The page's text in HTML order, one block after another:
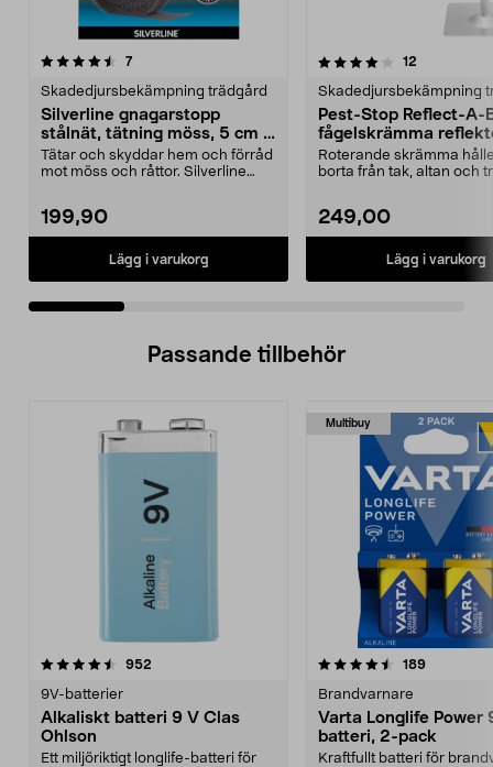
7recensioner
Skadedjursbekämpning trädgård
Silverline gnagarstopp
stålnät, tätning möss, 5 cm x
10 m
Tätar och skyddar hem och förråd
mot möss och råttor. Silverline
199,90
Lägg i varukorg
4.0 av 5 stjärnor 12
Skadedjursbekämpning
Pest-Stop Reflect-A-
fågelskrämma
Roterande skrämma
borta från tak, altan och
249,00
Lägg i varukorg
4.0 av 5 stjärnor
Passande tillbehör
952
9V-batterier
Alkaliskt batteri 9 V Clas
Ohlson
Ett miljöriktigt longlife-batteri för
Multibuy
4.5av 5 stjärnor 189
Brandvarnare
Varta Longlife Power
batteri, 2-pack
Kraftfullt batteri för